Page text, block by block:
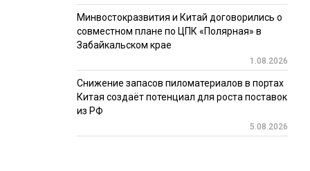
Минвостокразвития и Китай договорились о
совместном плане по ЦПК «Полярная» в
Забайкальском крае
1.08.2026
Снижение запасов пиломатериалов в портах
Китая создаёт потенциал для роста поставок
из РФ
5.08.2026